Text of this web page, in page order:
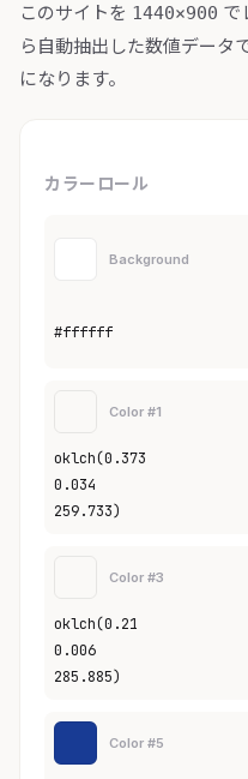
このサイトを 1440×900 で
ら自動抽出した数値データ
になります。
カラーロール
Background
#ffffff
Color #1
oklch(0.373
0.034
259.733)
Color #3
oklch(0.21
0.006
285.885)
Color #5